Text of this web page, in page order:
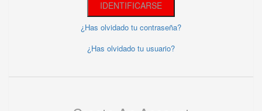
¿Has olvidado tu contraseña?
¿Has olvidado tu usuario?